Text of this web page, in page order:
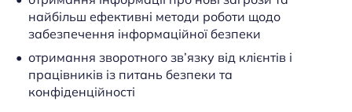
найбільш ефективні методи роботи щодо
забезпечення інформаційної безпеки
отримання зворотного зв’язку від клієнтів і
працівників із питань безпеки та
конфіденційності